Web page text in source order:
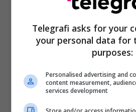
Telegrafi asks for your
your personal data for
purposes:
Personalised advertising and
content measurement,
services development